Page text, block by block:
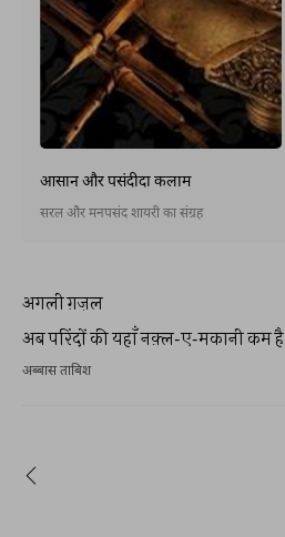
आसान और पसंदीदा कलाम
सरल और मनपसंद शायरी का संग्रह
अगली ग़ज़ल
अब परिंदों की यहाँ नक़्ल-ए-मकानी कम है
अब्बास ताबिश